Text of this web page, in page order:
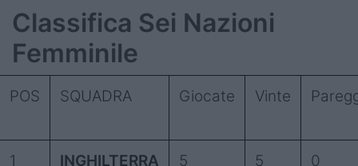
Classifica Sei Nazioni
Femminile
POS SQUADRA Giocate Vinte
1 INGHILTERRA 5 5 0